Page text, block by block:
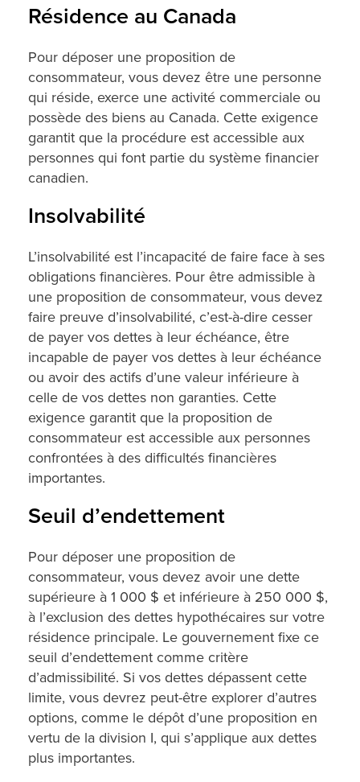
Résidence au Canada
Pour déposer une proposition de
consommateur, vous devez être une personne
qui réside, exerce une activité commerciale ou
possède des biens au Canada. Cette exigence
garantit que la procédure est accessible aux
personnes qui font partie du système financier
canadien.
Insolvabilité
L’insolvabilité est l’incapacité de faire face à ses
obligations financières. Pour être admissible à
une proposition de consommateur, vous devez
faire preuve d’insolvabilité, c’est-à-dire cesser
de payer vos dettes à leur échéance, être
incapable de payer vos dettes à leur échéance
ou avoir des actifs d’une valeur inférieure à
celle de vos dettes non garanties. Cette
exigence garantit que la proposition de
consommateur est accessible aux personnes
confrontées à des difficultés financières
importantes.
Seuil d’endettement
Pour déposer une proposition de
consommateur, vous devez avoir une dette
supérieure à 1 000 $ et inférieure à 250 000 $,
à l’exclusion des dettes hypothécaires sur votre
résidence principale. Le gouvernement fixe ce
seuil d’endettement comme critère
d’admissibilité. Si vos dettes dépassent cette
limite, vous devrez peut-être explorer d’autres
options, comme le dépôt d’une proposition en
vertu de la division I, qui s’applique aux dettes
plus importantes.